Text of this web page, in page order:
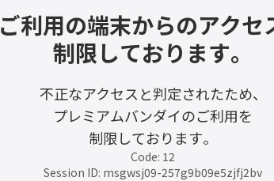
ご利用の端末からのアクセ
制限しております。
不正なアクセスと判定されたため、
プレミアムバンダイのご利用を
制限しております。
Code: 12
Session ID: msgwsj09-257g9b09e5zjfj2bv